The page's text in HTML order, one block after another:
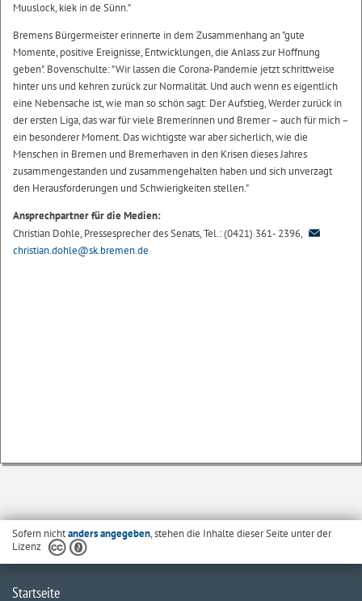
Muuslock, kiek in de Sünn."
Bremens Bürgermeister erinnerte in dem Zusammenhang an "gute
Momente, positive Ereignisse, Entwicklungen, die Anlass zur Hoffnung
geben". Bovenschulte: "Wir lassen die Corona-Pandemie jetzt schrittweise
hinter uns und kehren zurück zur Normalität. Und auch wenn es eigentlich
eine Nebensache ist, wie man so schön sagt: Der Aufstieg, Werder zurück in
der ersten Liga, das war für viele Bremerinnen und Bremer – auch für mich –
ein besonderer Moment. Das wichtigste war aber sicherlich, wie die
Menschen in Bremen und Bremerhaven in den Krisen dieses Jahres
zusammengestanden und zusammengehalten haben und sich unverzagt
den Herausforderungen und Schwierigkeiten stellen."
Ansprechpartner für die Medien:
Christian Dohle, Pressesprecher des Senats, Tel.: (0421) 361- 2396,
christian.dohle@sk.bremen.de
Sofern nichtanders angegeben, stehen die Inhalte dieser Seite unter der
Lizenz
Startseite